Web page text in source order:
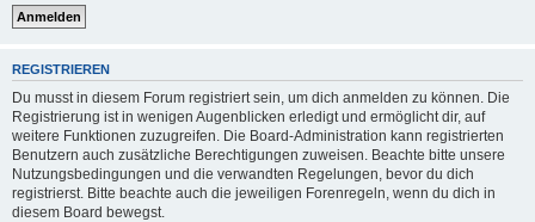
REGISTRIEREN
Du musst in diesem Forum registriert sein, um dich anmelden zu können. Die
Registrierung ist in wenigen Augenblicken erledigt und ermöglicht dir, auf
weitere Funktionen zuzugreifen. Die Board-Administration kann registrierten
Benutzern auch zusätzliche Berechtigungen zuweisen. Beachte bitte unsere
Nutzungsbedingungen und die verwandten Regelungen, bevor du dich
registrierst. Bitte beachte auch die jeweiligen Forenregeln, wenn du dich in
diesem Board bewegst.